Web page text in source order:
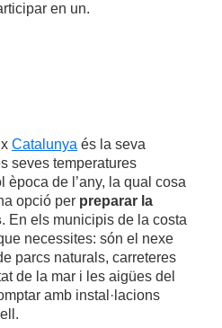
en un.
Catalunya és la seva
seves temperatures
de l’any, la qual cosa
opció per preparar la
. En els municipis de la costa
necessites: són el nexe
parcs naturals, carreteres
de la mar i les aigües del
amb instal·lacions